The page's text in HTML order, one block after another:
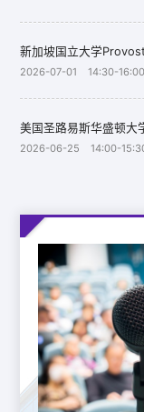
新加坡国立大学
2026-07-01 14:30-16:00
2026-06-25 14:00-